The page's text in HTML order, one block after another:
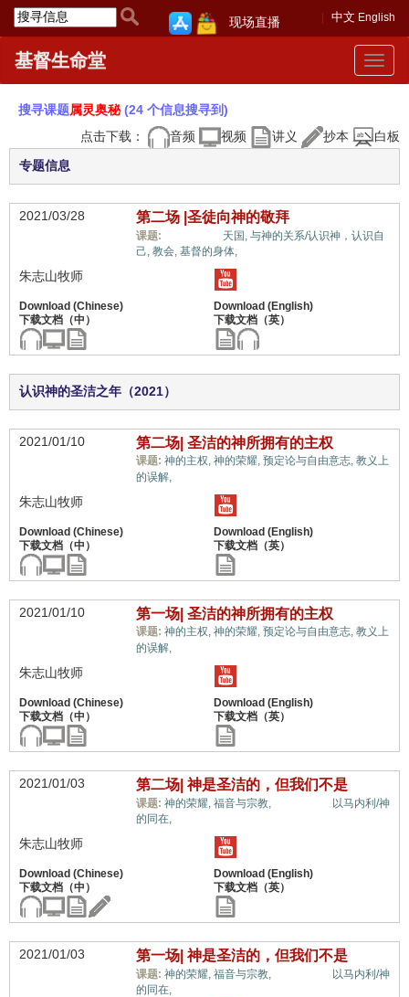
中文 English
现场直播
Toggle
基督生命堂
搜寻课题属灵奥秘(24 个信息搜寻到)
点击下载：
音频 视频 讲义 抄本 白板
专题信息
2021/03/28 第二场 |圣徒向神的敬拜
课题: 天国, 与神的关系/认识神，认识自
己, 教会, 基督的身体,
朱志山牧师
认识神的圣洁之年（2021）
2021/01/10 第二场| 圣洁的神所拥有的主权
课题: 神的主权, 神的荣耀, 预定论与自由意志, 教义上
的误解,
朱志山牧师
2021/01/10 第一场| 圣洁的神所拥有的主权
课题: 神的主权, 神的荣耀, 预定论与自由意志, 教义上
的误解,
朱志山牧师
2021/01/03 第二场| 神是圣洁的，但我们不是
课题: 神的荣耀, 福音与宗教,
以马内利/神
的同在,
朱志山牧师
2021/01/03 第一场| 神是圣洁的，但我们不是
课题: 神的荣耀, 福音与宗教,
以马内利/神
的同在,